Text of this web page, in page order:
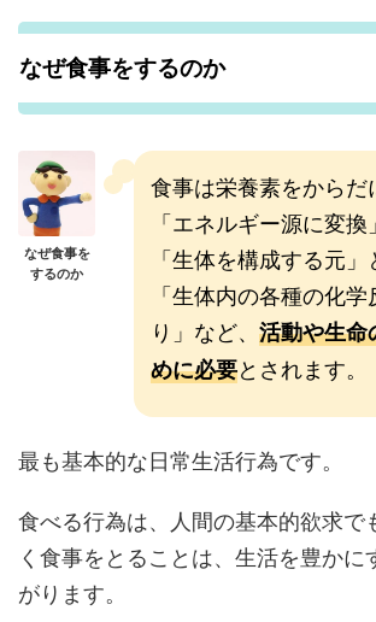
なぜ食事をするのか
なぜ食事を
するのか
食事は栄養素をからだ
「エネルギー源に変換
「生体を構成する元」
「生体内の各種の化
り」など、活動や生命
めに必要とされます。
最も基本的な日常生活行為です。
食べる行為は、人間の基本的欲求で
く食事をとることは、生活を豊かに
がります。